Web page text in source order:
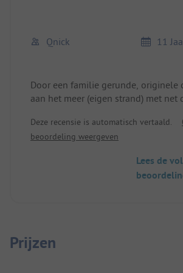
Qnick 11
Door een familie gerunde, originele
aan het meer (eigen strand) met net
functioneel en vooral schoon.
Deze recensie is automatisch vertaald.
beoordeling weergeven
Lees de
Prijzen